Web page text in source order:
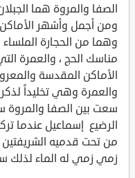
الصفا والمروة هما
ومن أجمل وأشهر
وهما من الحجارة
مناسك الحج ، والعمرة
الأماكن المقدسة
والعمرة وهي تخليداً
سعت بين الصفا والمروة
الرضيع إسماعيل عندما
من تحت قدميه
زمي زمي له الماء لذلك